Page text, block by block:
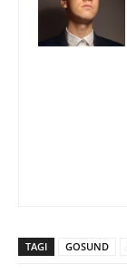
TAGI GOSUND